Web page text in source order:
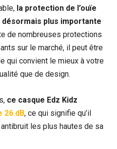
la protection de l’ouïe
plus importante
de nombreuses protections
sur le marché, il peut être
qui convient le mieux à votre
que de design.
ce casque Edz Kidz
26 dB, ce qui signifie qu’il
les plus hautes de sa